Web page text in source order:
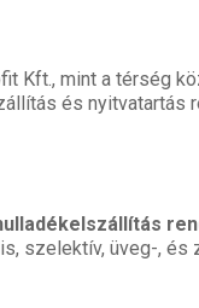
Kft., mint a térség
és nyitvatartás
szelektív, üveg-, és